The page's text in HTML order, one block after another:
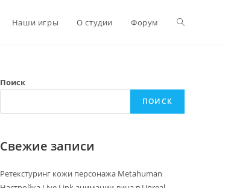
Наши игры О студии Форум
Поиск
ПОИСК
Свежие записи
Ретекстуринг кожи персонажа Metahuman